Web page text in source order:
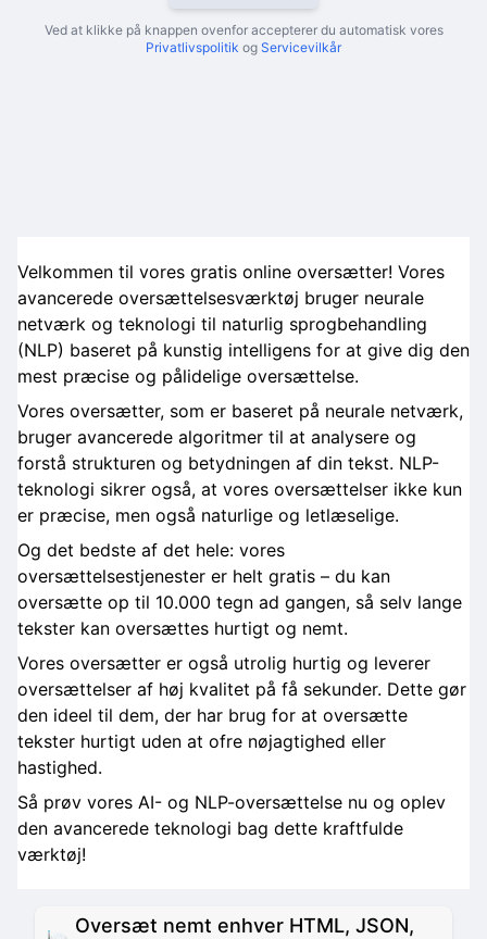
Ved at klikke på knappen ovenfor accepterer du automatisk vores
Privatlivspolitik og Servicevilkår
Velkommen til vores gratis online oversætter! Vores
avancerede oversættelsesværktøj bruger neurale
netværk og teknologi til naturlig sprogbehandling
(NLP) baseret på kunstig intelligens for at give dig den
mest præcise og pålidelige oversættelse.
Vores oversætter, som er baseret på neurale netværk,
bruger avancerede algoritmer til at analysere og
forstå strukturen og betydningen af din tekst. NLP-
teknologi sikrer også, at vores oversættelser ikke kun
er præcise, men også naturlige og letlæselige.
Og det bedste af det hele: vores
oversættelsestjenester er helt gratis – du kan
oversætte op til 10.000 tegn ad gangen, så selv lange
tekster kan oversættes hurtigt og nemt.
Vores oversætter er også utrolig hurtig og leverer
oversættelser af høj kvalitet på få sekunder. Dette gør
den ideel til dem, der har brug for at oversætte
tekster hurtigt uden at ofre nøjagtighed eller
hastighed.
Så prøv vores AI- og NLP-oversættelse nu og oplev
den avancerede teknologi bag dette kraftfulde
værktøj!
Oversæt nemt enhver HTML, JSON,